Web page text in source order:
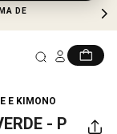
DE
E KIMONO
- P